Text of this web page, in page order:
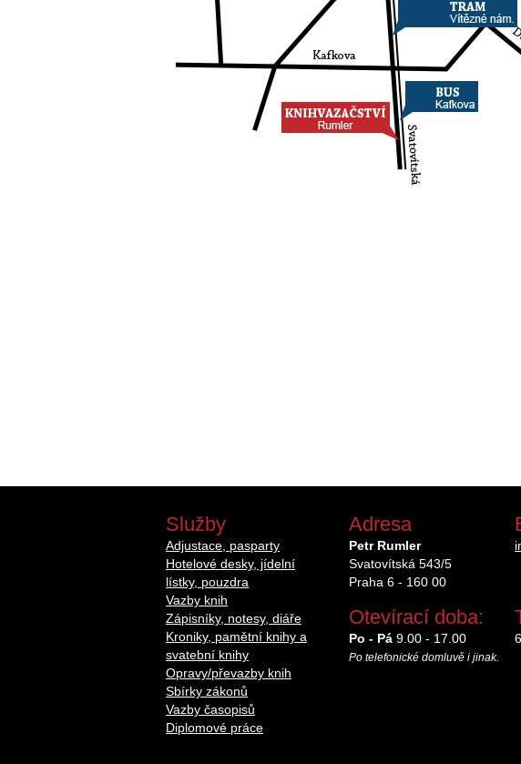
Služby
Adjustace, pasparty
Hotelové desky, jídelní
lístky, pouzdra
Vazby knih
Zápisníky, notesy, diáře
Kroniky, pamětní knihy a
svatební knihy
Opravy/převazby knih
Sbírky zákonů
Vazby časopisů
Diplomové práce
Adresa
Petr Rumler
Svatovítská 543/5
Praha 6 - 160 00
Otevírací doba:
Po - Pá9.00 - 17.00
Po telefonické domluvě i jinak.